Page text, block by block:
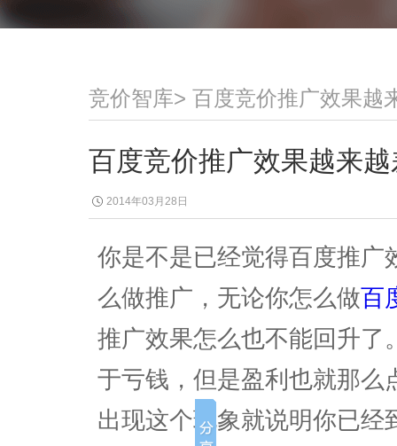
竞价智库> 百度竞价推广效果越
百度竞价推广效果越来
2014年03月28日
你是不是已经觉得百度推广
么做推广，无论你怎么做百
推广效果怎么也不能回升了
于亏钱，但是盈利也就那么
出现这个现象就说明你已经